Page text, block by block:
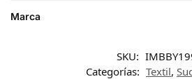
Marca
SKU:
Categorías: Textil,